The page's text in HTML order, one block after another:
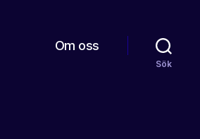
Om oss
Sök